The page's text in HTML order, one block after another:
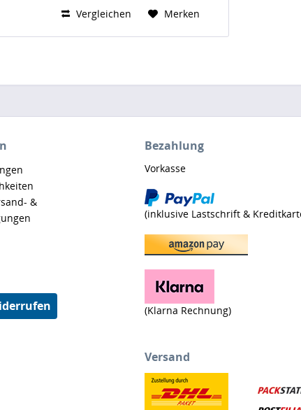
Cashmere...
Vergleichen Merken
&
Bezahlung
Vorkasse
(inklusive Lastschrift &
(Klarna Rechnung)
Versand